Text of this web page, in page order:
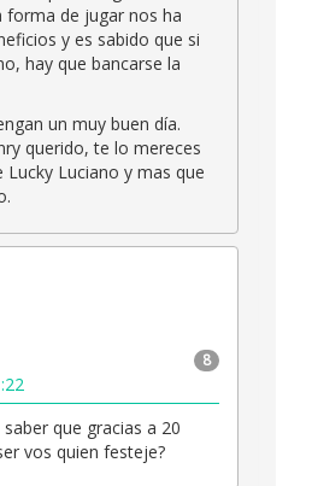
forma de jugar nos ha
y es sabido que si
hay que bancarse la
un muy buen día.
querido, te lo mereces
Luciano y mas que
8
que gracias a 20
vos quien festeje?